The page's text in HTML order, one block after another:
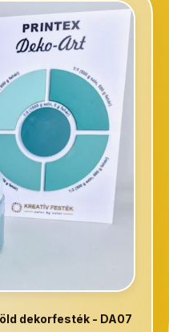
dekorfesték - DA07